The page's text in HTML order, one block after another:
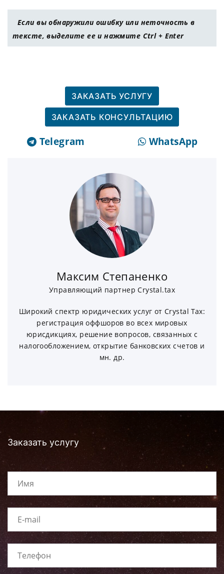
Если вы обнаружили ошибку или неточность в
тексте, выделите ее и нажмите Ctrl + Enter
ЗАКАЗАТЬ УСЛУГУ
ЗАКАЗАТЬ КОНСУЛЬТАЦИЮ
Telegram WhatsApp
Максим Степаненко
Управляющий партнер Crystal.tax
Широкий спектр юридических услуг от Crystal Tax:
регистрация оффшоров во всех мировых
юрисдикциях, решение вопросов, связанных с
налогообложением, открытие банковских счетов и
мн. др.
Заказать услугу